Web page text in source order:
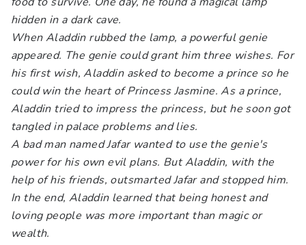
hidden in a dark cave.
When Aladdin rubbed the lamp, a powerful genie
appeared. The genie could grant him three wishes. For
his first wish, Aladdin asked to become a prince so he
could win the heart of Princess Jasmine. As a prince,
Aladdin tried to impress the princess, but he soon got
tangled in palace problems and lies.
A bad man named Jafar wanted to use the genie's
power for his own evil plans. But Aladdin, with the
help of his friends, outsmarted Jafar and stopped him.
In the end, Aladdin learned that being honest and
loving people was more important than magic or
wealth.